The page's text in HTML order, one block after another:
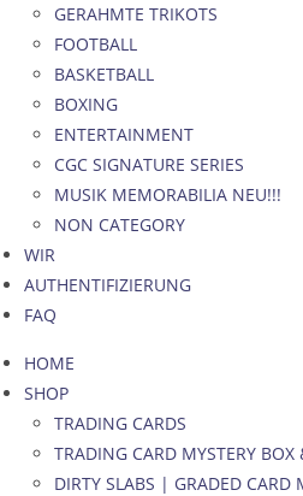
GERAHMTE TRIKOTS
FOOTBALL
BASKETBALL
BOXING
ENTERTAINMENT
CGC SIGNATURE SERIES
MUSIK MEMORABILIA NEU!!!
NON CATEGORY
WIR
AUTHENTIFIZIERUNG
FAQ
HOME
SHOP
TRADING CARDS
TRADING CARD MYSTERY BOX
DIRTY SLABS | GRADED CARD